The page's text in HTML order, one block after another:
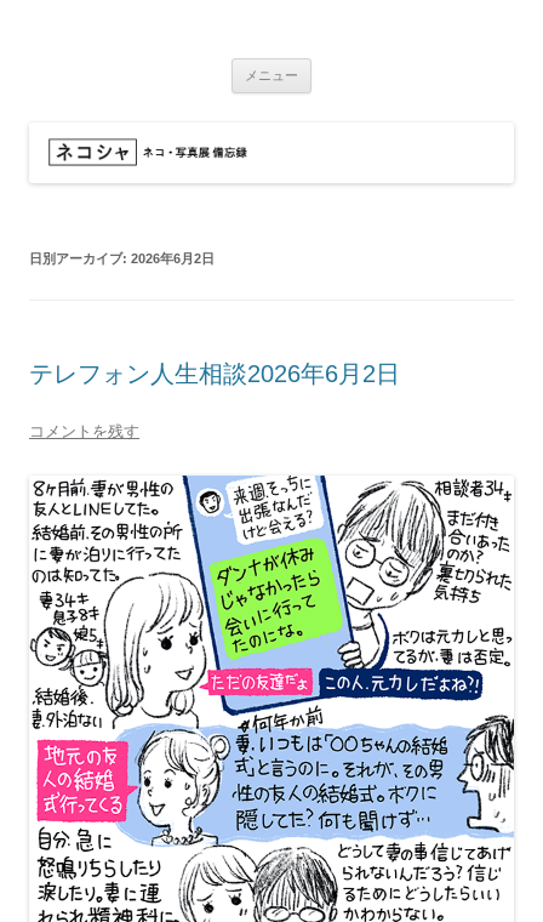
メニュー
日別アーカイブ: 2026年6月2日
テレフォン人生相談2026年6月2日
コメントを残す